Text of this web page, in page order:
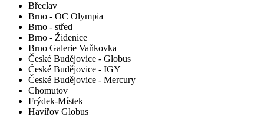
Břeclav
Brno - OC Olympia
Brno - střed
Brno - Židenice
Brno Galerie Vaňkovka
České Budějovice - Globus
České Budějovice - IGY
České Budějovice - Mercury
Chomutov
Frýdek-Místek
Havířov Globus